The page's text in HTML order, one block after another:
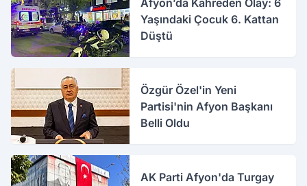
Yaşındaki Çocuk 6. Kattan
Düştü
Özgür Özel'in Yeni
Partisi'nin Afyon Başkanı
Belli Oldu
AK Parti Afyon'da Turgay